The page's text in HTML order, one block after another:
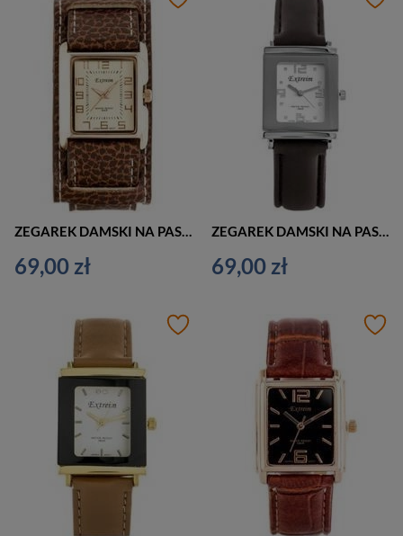
ZEGAREK DAMSKI NA PASKU ELEGANCKI EXTREIM EXT-Y016A-4A (zx664d)
69,00 zł
ZEGAREK DAMSKI NA PASKU KLASYCZNY EXTREIM EXT-Y015B-4A (zx663d)
69,00 zł